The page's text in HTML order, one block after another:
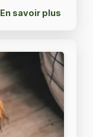
En savoir plus